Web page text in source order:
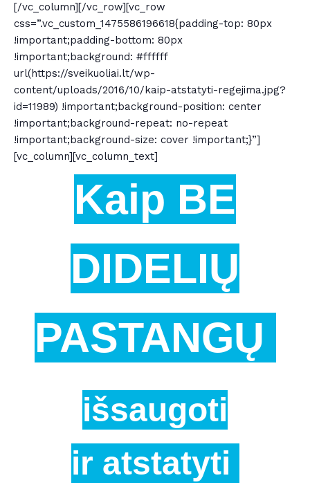
[/vc_column][/vc_row][vc_row
css=”.vc_custom_1475586196618{padding-top: 80px
!important;padding-bottom: 80px
!important;background: #ffffff
url(https://sveikuoliai.lt/wp-
content/uploads/2016/10/kaip-atstatyti-regejima.jpg?
id=11989) !important;background-position: center
!important;background-repeat: no-repeat
!important;background-size: cover !important;}”]
[vc_column][vc_column_text]
Kaip BE
DIDELIŲ
PASTANGŲ
išsaugoti
ir atstatyti